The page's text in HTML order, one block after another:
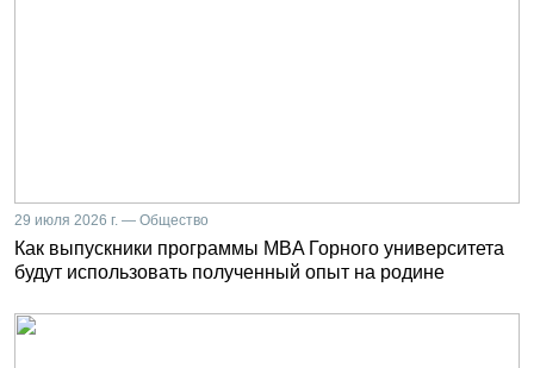
29 июля 2026 г. — Общество
Как выпускники программы MBA Горного университета
будут использовать полученный опыт на родине